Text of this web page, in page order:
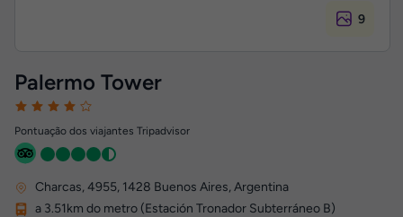
9
Palermo Tower
Pontuação dos viajantes Tripadvisor
Charcas, 4955, 1428 Buenos Aires, Argentina
a 3.51km do metro (Estación Tronador Subterráneo B)